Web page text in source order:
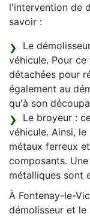
l'intervention de
savoir :
Le
véhicule. Pour
détachées pour
également au
qu'à son
Le broyeur :
véhicule. Ainsi,
métaux ferreux
composants.
métalliques sont
À Fontenay-le-
démolisseur et